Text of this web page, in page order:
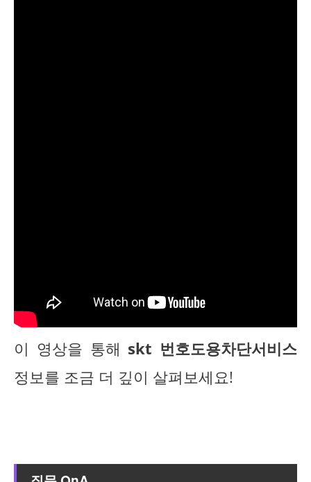
이 영상을 통해 skt 번호도용차단서비스
정보를 조금 더 깊이 살펴보세요!